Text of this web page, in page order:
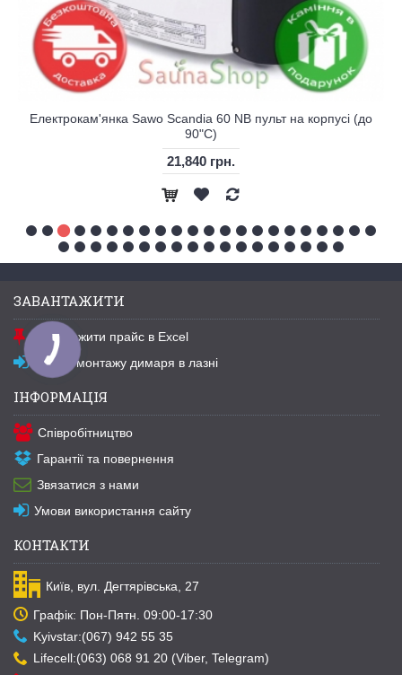
Електрокам'янка Sawo Scandia 60 NB пульт на корпусі (до
90"С)
21,840 грн.
ЗАВАНТАЖИТИ
Завантажити прайс в Excel
Схема монтажу димаря в лазні
ІНФОРМАЦІЯ
Співробітництво
Гарантії та повернення
Звязатися з нами
Умови використання сайту
КОНТАКТИ
Київ, вул. Дегтярівська, 27
Графік: Пон-Пятн. 09:00-17:30
Kyivstar:(067) 942 55 35
Lifecell:(063) 068 91 20 (Viber, Telegram)